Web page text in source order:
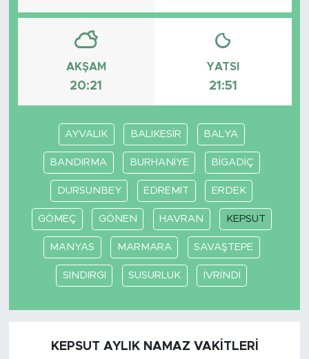
AKŞAM
20:21
YATSI
21:51
AYVALIK BALIKESİR BALYA
BANDIRMA BURHANİYE BİGADİÇ
DURSUNBEY EDREMİT ERDEK
GÖMEÇ GÖNEN HAVRAN KEPSUT
MANYAS MARMARA SAVAŞTEPE
SINDIRGI SUSURLUK İVRİNDİ
KEPSUT AYLIK NAMAZ VAKITLERI
Tavz Der
Bingöl Kaza Haberleri